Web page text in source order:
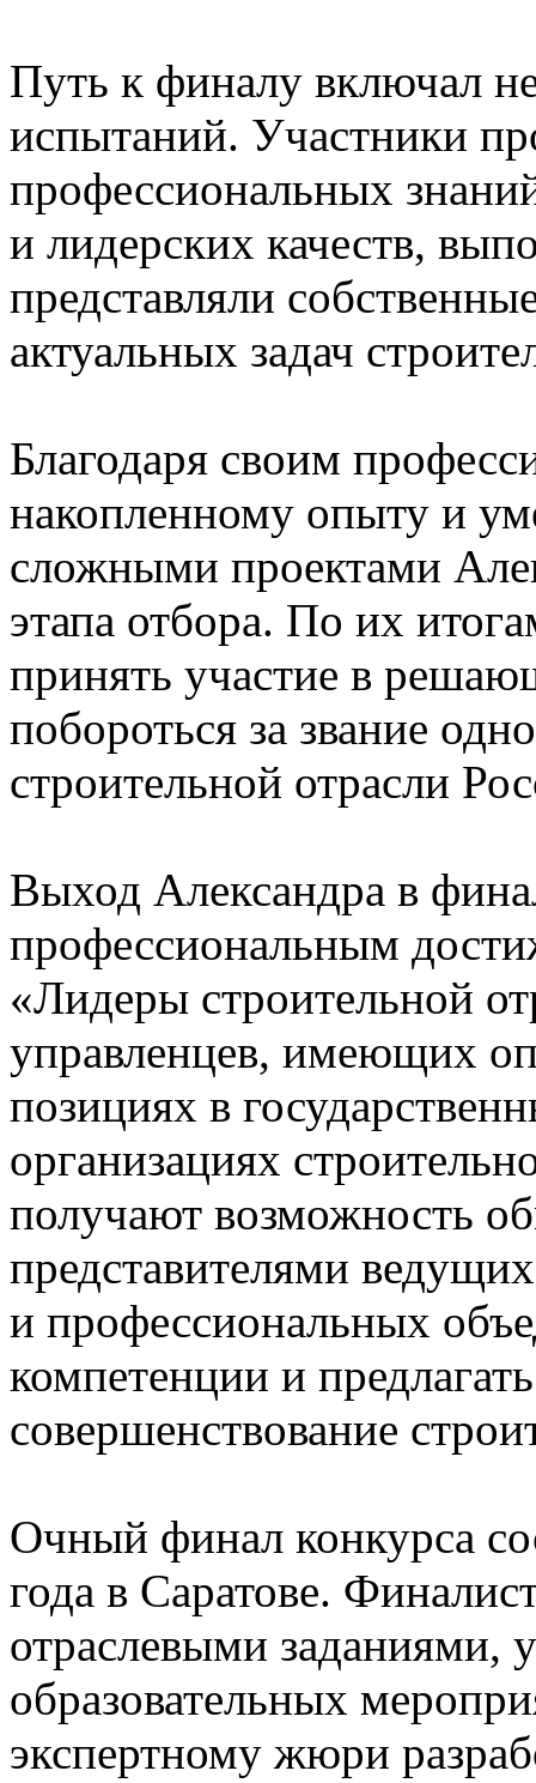
Путь к финалу включал
испытаний. Участники
профессиональных
и лидерских качеств,
представляли
актуальных задач
Благодаря своим
накопленному опыту и
сложными проектами
этапа отбора. По их
принять участие в
побороться за звание
строительной отрасли
Выход Александра в
профессиональным
«Лидеры строительной
управленцев, имеющих
позициях в
организациях
получают возможность
представителями
и профессиональных
компетенции и
совершенствование
Очный финал конкурса
года в Саратове.
отраслевыми заданиями,
образовательных
экспертному жюри